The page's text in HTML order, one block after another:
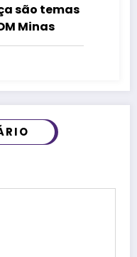
são temas
Minas